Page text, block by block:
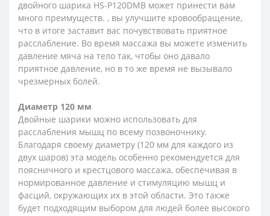
двойного шарика HS-P120DMB может принести вам
много преимуществ. , вы улучшите кровообращение,
что в итоге заставит вас почувствовать приятное
расслабление. Во время массажа вы можете изменить
давление мяча на тело так, чтобы оно давало
приятное давление, но в то же время не вызывало
чрезмерных болей.
Диаметр 120 мм
Двойные шарики можно использовать для
расслабления мышц по всему позвоночнику.
Благодаря своему диаметру (120 мм для каждого из
двух шаров) эта модель особенно рекомендуется для
поясничного и крестцового массажа, обеспечивая в
нормированное давление и стимуляцию мышц и
фасций, окружающих их в этой области. Это также
будет подходящим выбором для людей более высокого